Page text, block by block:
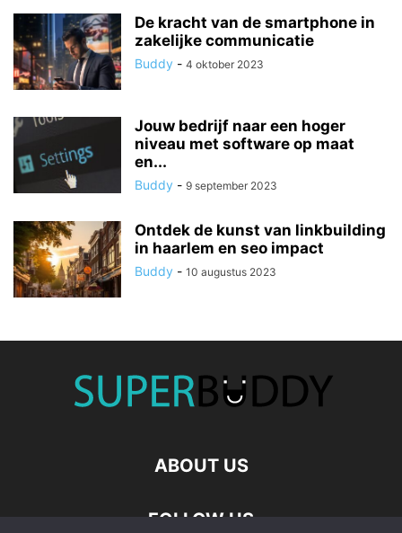
De kracht van de smartphone in
zakelijke communicatie
Buddy - 4 oktober 2023
Jouw bedrijf naar een hoger
niveau met software op maat
en...
Buddy - 9 september 2023
Ontdek de kunst van linkbuilding
in haarlem en seo impact
Buddy - 10 augustus 2023
ABOUT US
FOLLOW US